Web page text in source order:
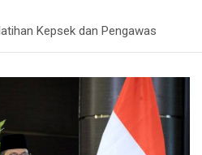
Kepsek dan Pengawas